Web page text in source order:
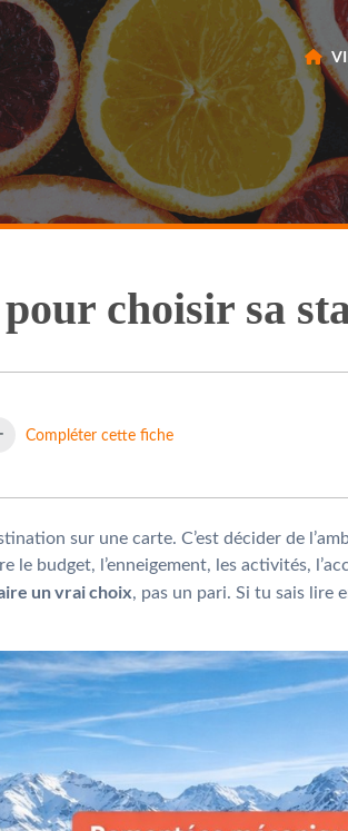
choisir sa
Compléter cette fiche
sur une carte. C’est décider de
budget, l’enneigement, les activités,
un vrai choix, pas un pari. Si tu sais lire